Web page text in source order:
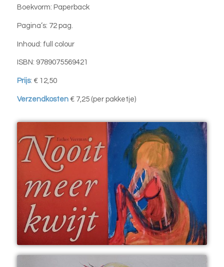
Boekvorm: Paperback
Pagina’s: 72 pag.
Inhoud: full colour
ISBN: 9789075569421
Prijs: € 12,50
Verzendkosten€ 7,25 (per pakketje)